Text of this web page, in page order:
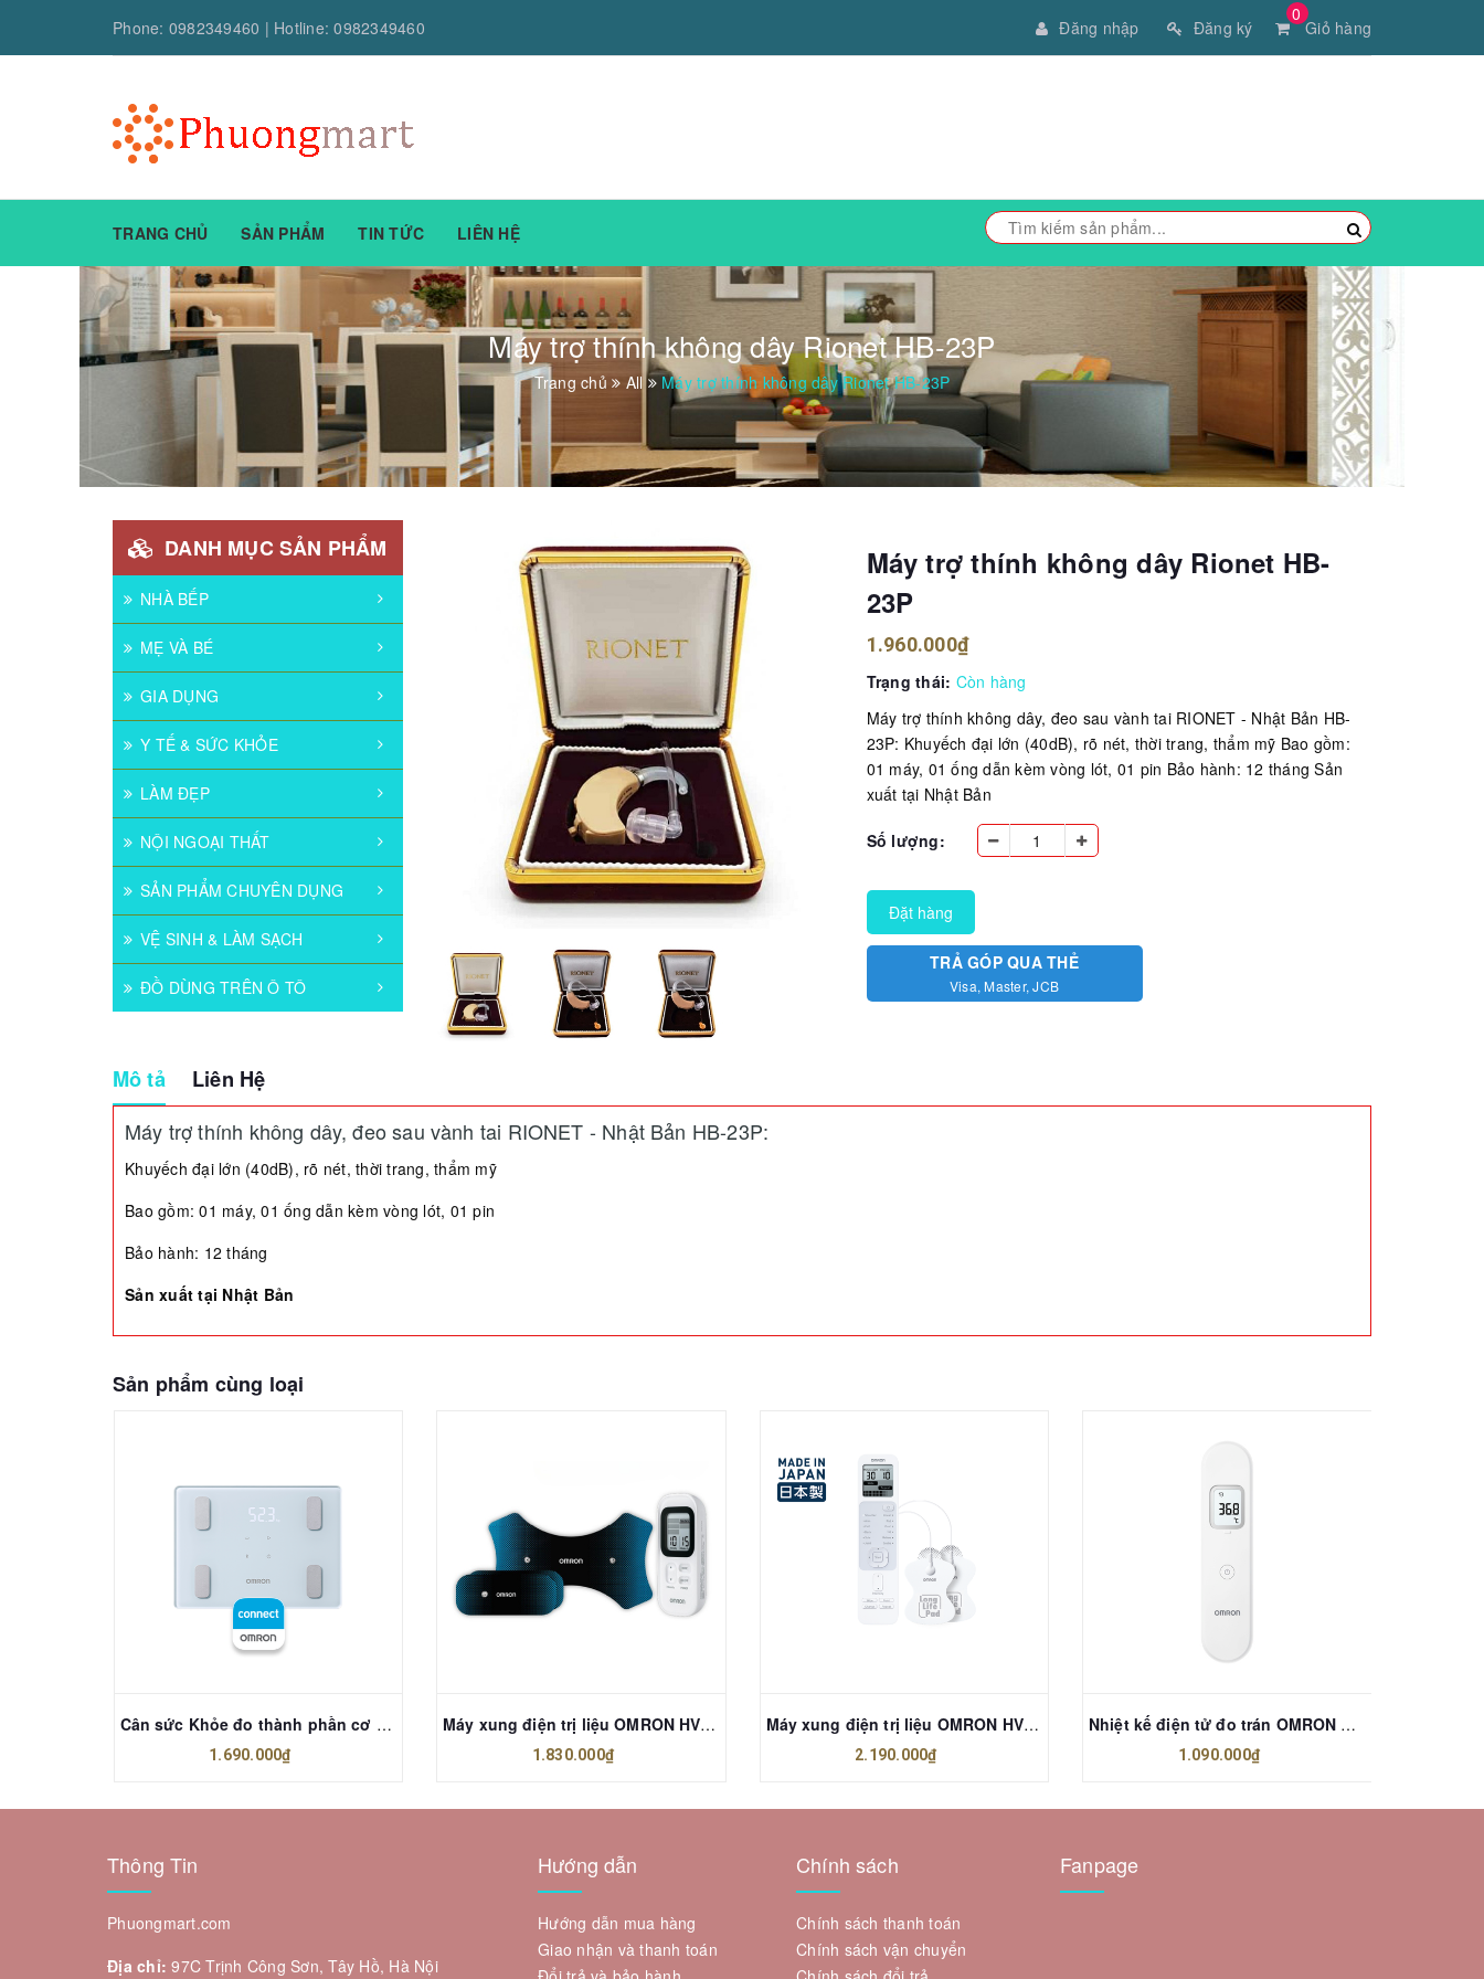
Phone: 0982349460 | Hotline:0982349460
0
Giỏ hàng
Đăng nhập Đăng ký
TRANG CHỦ SẢN PHẨM TIN TỨC LIÊN HỆ
Máy trợ thính không dây Rionet HB-23P
Trang chủ All Máy trợ thính không dây Rionet HB-23P
DANH MỤC SẢN PHẨM
NHÀ BẾP
MẸ VÀ BÉ
GIA DỤNG
Y TẾ & SỨC KHỎE
LÀM ĐẸP
NỘI NGOẠI THẤT
SẢN PHẨM CHUYÊN DỤNG
VỆ SINH & LÀM SẠCH
ĐỒ DÙNG TRÊN Ô TÔ
Máy trợ thính không dây Rionet HB-
23P
1.960.000₫
Trạng thái: Còn hàng
Máy trợ thính không dây, đeo sau vành tai RIONET - Nhật Bản HB-
23P: Khuyếch đại lớn (40dB), rõ nét, thời trang, thẩm mỹ Bao gồm:
01 máy, 01 ống dẫn kèm vòng lót, 01 pin Bảo hành: 12 tháng Sản
xuất tại Nhật Bản
Số lượng:
Đặt hàng
TRẢ GÓP QUA THẺ
Visa, Master, JCB
Mô tả Liên Hệ
Máy trợ thính không dây, đeo sau vành tai RIONET - Nhật Bản HB-23P:
Khuyếch đại lớn (40dB), rõ nét, thời trang, thẩm mỹ
Bao gồm: 01 máy, 01 ống dẫn kèm vòng lót, 01 pin
Bảo hành: 12 tháng
Sản xuất tại Nhật Bản
Sản phẩm cùng loại
Cân sức Khỏe đo thành phần cơ thể OMRON HBF-260T1
1.690.000₫
Máy xung điện trị liệu OMRON HV-F030
1.830.000₫
Máy xung điện trị liệu OMRON HV-F230
2.190.000₫
Nhiệt kế điện tử đo trán OMRON MC-F300
1.090.000₫
Thông Tin
Phuongmart.com
Địa chỉ: 97C Trịnh Công Sơn, Tây Hồ, Hà Nội
Hướng dẫn
Hướng dẫn mua hàng
Giao nhận và thanh toán
Chính sách
Chính sách thanh toán
Chính sách vận chuyển
Fanpage